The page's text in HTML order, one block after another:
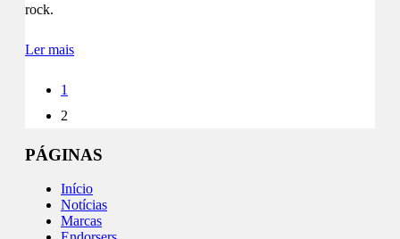
rock.
Ler mais
1
2
PÁGINAS
Início
Notícias
Marcas